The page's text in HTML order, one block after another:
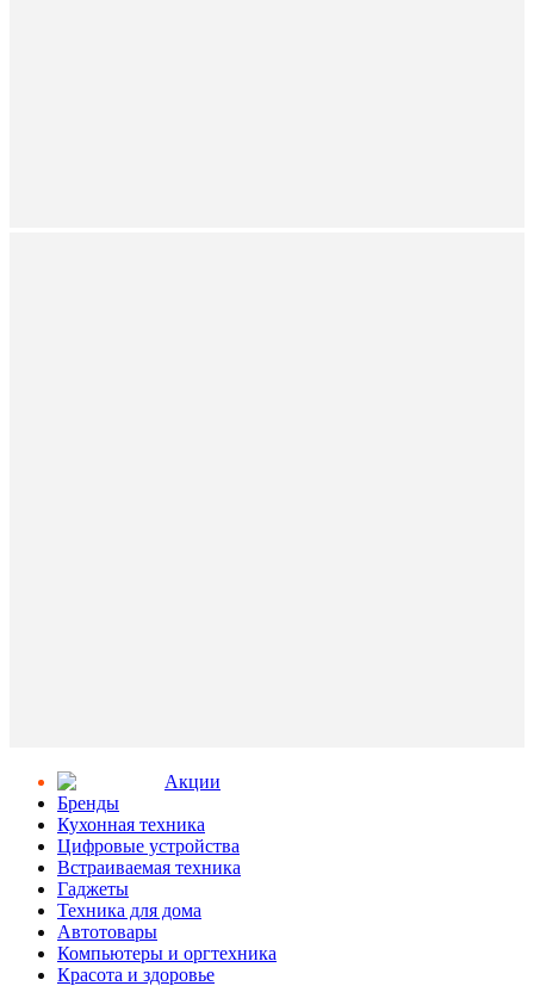
Aкции
Бренды
Кухонная техника
Цифровые устройства
Встраиваемая техника
Гаджеты
Техника для дома
Автотовары
Компьютеры и оргтехника
Красота и здоровье